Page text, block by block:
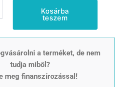
Kosárba
teszem
a terméket, de nem
tudja miből?
meg finanszírozással!